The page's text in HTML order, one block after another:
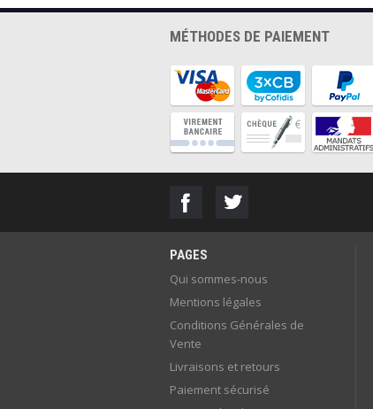
MÉTHODES DE PAIEMENT
PAGES
Qui sommes-nous
Mentions légales
Conditions Générales de
Vente
Livraisons et retours
Paiement sécurisé